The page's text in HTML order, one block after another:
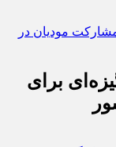
برای